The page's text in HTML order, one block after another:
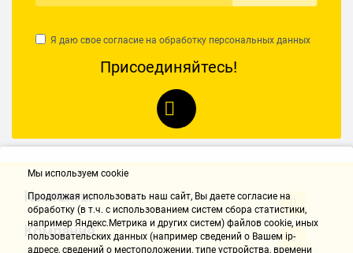
Я даю свое согласие на обработку персональных данных
Присоединяйтесь!
Контакты
Компания
Мы используем cookie
Продолжая использовать наш cайт, Вы даете согласие на
обработку (в т.ч. с использованием систем сбора статистики,
например Яндекс.Метрика и других систем) файлов cookie, иных
пользовательских данных (например сведений о Вашем ip-
адресе, сведений о местоположении, типе устройства, времени